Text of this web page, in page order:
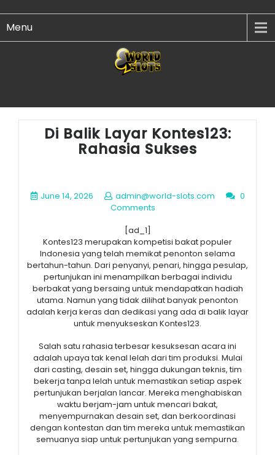
Menu
Di Balik Layar Kontes123:
Rahasia Sukses
June 14, 2026 admin@world-slots.com
0
Comments
[ad_1]
Kontes123 merupakan kompetisi bakat populer
Indonesia yang telah memikat penonton selama
bertahun-tahun. Dari penyanyi, penari, hingga pesulap,
pertunjukan ini menampilkan berbagai individu
berbakat yang bersaing untuk mendapatkan hadiah
utama. Namun yang tidak dilihat banyak penonton
adalah kerja keras dan dedikasi yang ada di balik layar
untuk menyukseskan Kontes123.
Salah satu rahasia terbesar kesuksesan acara ini
adalah upaya tak kenal lelah dari tim produksi. Mulai
dari casting, desain set, hingga dukungan teknis, tim
bekerja tanpa lelah untuk memastikan setiap aspek
pertunjukan berjalan lancar. Mereka menghabiskan
waktu berjam-jam untuk mencari bakat,
menyempurnakan desain set, dan berkoordinasi
dengan kontestan dan tim mereka untuk memastikan
semuanya siap untuk pertunjukan yang sempurna.